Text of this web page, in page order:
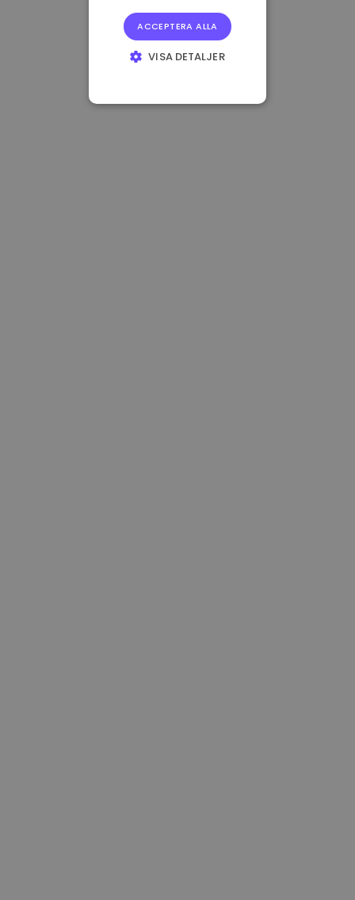
ACCEPTERA ALLA
VISA DETALJER